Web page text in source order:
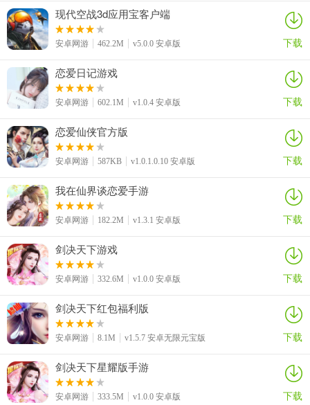
现代空战3d应用宝客户端
安卓网游 462.2M v5.0.0 安卓版 下载
恋爱日记游戏
安卓网游 602.1M v1.0.4 安卓版 下载
恋爱仙侠官方版
安卓网游 587KB v1.0.1.0.10 安卓版 下载
我在仙界谈恋爱手游
安卓网游 182.2M v1.3.1 安卓版 下载
剑决天下游戏
安卓网游 332.6M v1.0.0 安卓版 下载
剑决天下红包福利版
安卓网游 8.1M v1.5.7 安卓无限元宝版 下载
剑决天下星耀版手游
安卓网游 333.5M v1.0.0 安卓版 下载